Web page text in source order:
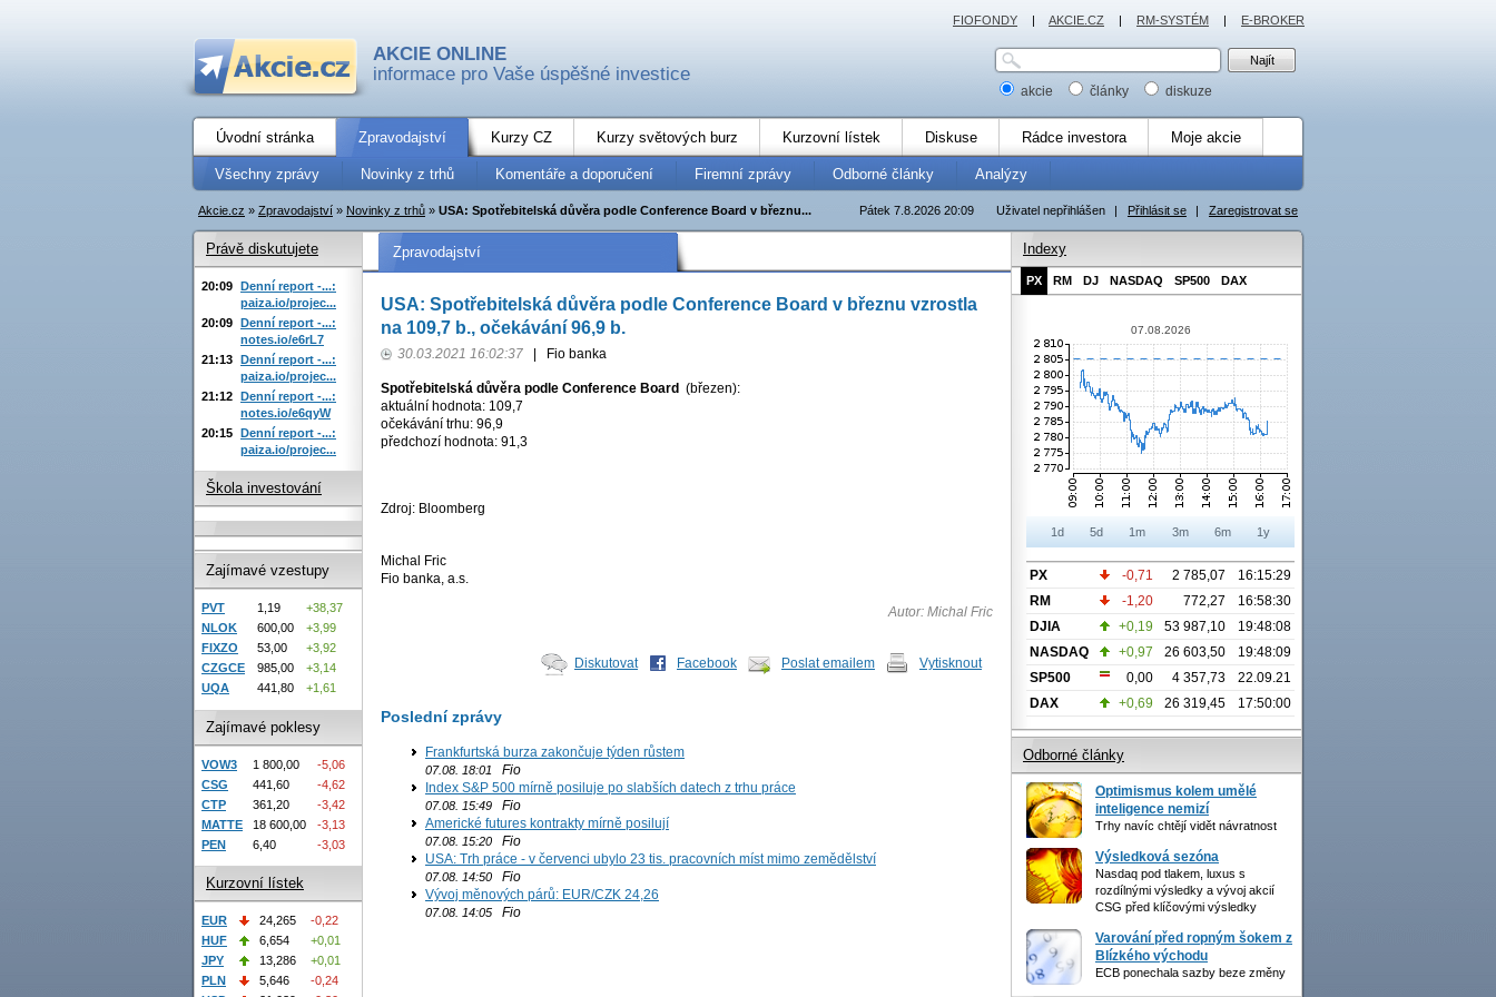
AKCIE ONLINE
informace pro Vaše úspěšné investice
akcie články diskuze
Úvodní stránka Zpravodajství Kurzy CZ Kurzy světových burz Kurzovní lístek Diskuse Rádce investora Moje akcie
Všechny zprávy Novinky z trhů Komentáře a doporučení Firemní zprávy Odborné články Analýzy
Uživatel nepřihlášen | Přihlásit se | Zaregistrovat se
Pátek 7.8.2026 20:09
Akcie.cz » Zpravodajství » Novinky z trhů » USA: Spotřebitelská důvěra podle Conference Board v březnu...
Zpravodajství
USA: Spotřebitelská důvěra podle Conference Board v březnu vzrostla
na 109,7 b., očekávání 96,9 b.
30.03.2021 16:02:37 Fio banka
Spotřebitelská důvěra podle Conference Board (březen):
aktuální hodnota: 109,7
očekávání trhu: 96,9
předchozí hodnota: 91,3
Zdroj: Bloomberg
Michal Fric
Fio banka, a.s.
Autor: Michal Fric
Diskutovat Facebook Poslat emailem Vytisknout
Poslední zprávy
Frankfurtská burza zakončuje týden růstem
07.08. 18:01
Fio
Index S&P 500 mírně posiluje po slabších datech z trhu práce
07.08. 15:49 Fio
Americké futures kontrakty mírně posilují
07.08. 15:20 Fio
USA: Trh práce - v červenci ubylo 23 tis. pracovních míst mimo zemědělství
07.08. 14:50 Fio
Vývoj měnových párů: EUR/CZK 24,26
07.08. 14:05 Fio
Právě diskutujete
20:09 Denní report -...:
paiza.io/projec...
20:09 Denní report -...:
notes.io/e6rL7
21:13 Denní report -...:
paiza.io/projec...
21:12 Denní report -...:
notes.io/e6qyW
20:15 Denní report -...:
paiza.io/projec...
Škola investování
Zajímavé vzestupy
PVT 1,19
+38,37
NLOK
600,00
+3,99
FIXZO
53,00
+3,92
CZGCE
985,00
+3,14
UQA
441,80 +1,61
Zajímavé poklesy
VOW3 1 800,00
-5,06
CSG
441,60
-4,62
CTP
361,20
-3,42
MATTE
18 600,00
-3,13
PEN
6,40 -3,03
Kurzovní lístek
EUR 24,265
-0,22
HUF
6,654
+0,01
JPY
13,286
+0,01
PLN
5,646
-0,24
Indexy
PX RM DJ NASDAQ SP500 DAX
07.08.2026
1d 5d 1m 3m 6m 1y
PX -0,71 2 785,07
16:15:29
RM
-1,20 772,27
16:58:30
DJIA
+0,19 53 987,10
19:48:08
NASDAQ
+0,97 26 603,50
19:48:09
SP500
0,00 4 357,73
22.09.21
DAX
+0,69 26 319,45 17:50:00
Odborné články
Optimismus kolem umělé
inteligence nemizí
Trhy navíc chtějí vidět návratnost
Výsledková sezóna
Nasdaq pod tlakem, luxus s
rozdílnými výsledky a vývoj akcií
CSG před klíčovými výsledky
Varování před ropným šokem z
Blízkého východu
ECB ponechala sazby beze změny
FIOFONDY | AKCIE.CZ | RM-SYSTÉM | E-BROKER